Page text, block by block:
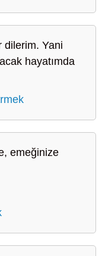
dilerim. Yani
hayatımda
emeğinize